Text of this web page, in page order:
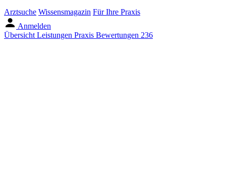
Arztsuche Wissensmagazin Für Ihre Praxis
Anmelden
Übersicht Leistungen Praxis Bewertungen 236